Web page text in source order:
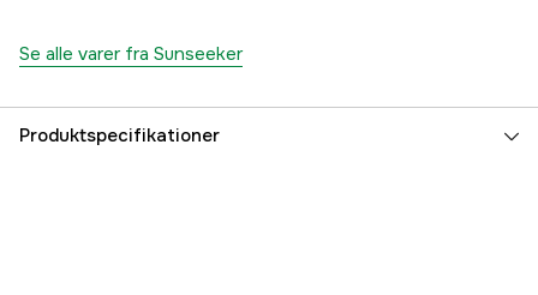
Se alle varer fra Sunseeker
Produktspecifikationer